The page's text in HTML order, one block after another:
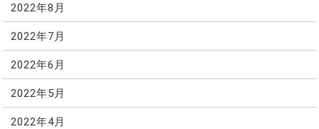
2022年8月
2022年7月
2022年6月
2022年5月
2022年4月